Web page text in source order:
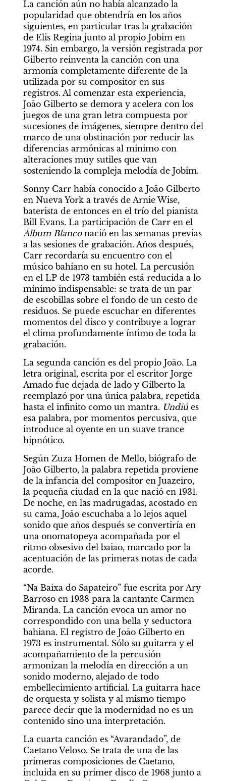
La canción aún no había alcanzado la
popularidad que obtendría en los años
siguientes, en particular tras la grabación
de Elis Regina junto al propio Jobim en
1974. Sin embargo, la versión registrada por
Gilberto reinventa la canción con una
armonía completamente diferente de la
utilizada por su compositor en sus
registros. Al comenzar esta experiencia,
Joāo Gilberto se demora y acelera con los
juegos de una gran letra compuesta por
sucesiones de imágenes, siempre dentro del
marco de una obstinación por reducir las
diferencias armónicas al mínimo con
alteraciones muy sutiles que van
sosteniendo la compleja melodía de Jobim.
Sonny Carr había conocido a Joāo Gilberto
en Nueva York a través de Arnie Wise,
baterista de entonces en el trío del pianista
Bill Evans. La participación de Carr en el
Álbum Blanco nació en las semanas previas
a las sesiones de grabación. Años después,
Carr recordaría su encuentro con el
músico bahíano en su hotel. La percusión
en el LP de 1973 también está reducida a lo
mínimo indispensable: se trata de un par
de escobillas sobre el fondo de un cesto de
residuos. Se puede escuchar en diferentes
momentos del disco y contribuye a lograr
el clima profundamente íntimo de toda la
grabación.
La segunda canción es del propio Joāo. La
letra original, escrita por el escritor Jorge
Amado fue dejada de lado y Gilberto la
reemplazó por una única palabra, repetida
hasta el infinito como un mantra. Undiú es
esa palabra, por momentos percusiva, que
introduce al oyente en un suave trance
hipnótico.
Según Zuza Homen de Mello, biógrafo de
Joāo Gilberto, la palabra repetida proviene
de la infancia del compositor en Juazeiro,
la pequeña ciudad en la que nació en 1931.
De noche, en las madrugadas, acostado en
su cama, Joāo escuchaba a lo lejos aquel
sonido que años después se convertiría en
una onomatopeya acompañada por el
ritmo obsesivo del baiāo, marcado por la
acentuación de las primeras notas de cada
acorde.
“Na Baixa do Sapateiro” fue escrita por Ary
Barroso en 1938 para la cantante Carmen
Miranda. La canción evoca un amor no
correspondido con una bella y seductora
bahiana. El registro de Joāo Gilberto en
1973 es instrumental. Sólo su guitarra y el
acompañamiento de la percusión
armonizan la melodía en dirección a un
sonido moderno, alejado de todo
embellecimiento artificial. La guitarra hace
de orquesta y solista y al mismo tiempo
parece decir que la modernidad no es un
contenido sino una interpretación.
La cuarta canción es “Avarandado”, de
Caetano Veloso. Se trata de una de las
primeras composiciones de Caetano,
incluida en su primer disco de 1968 junto a